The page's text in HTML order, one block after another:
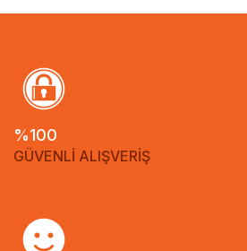
%100
GÜVENLİ ALIŞVERİŞ